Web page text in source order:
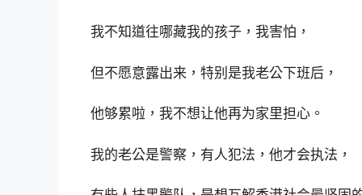
我不知道往哪藏我的孩子，我害怕，
但不愿意露出来，特别是我老公下班后，
他够累啦，我不想让他再为家里担心。
我的老公是警察，有人犯法，他才会执法，